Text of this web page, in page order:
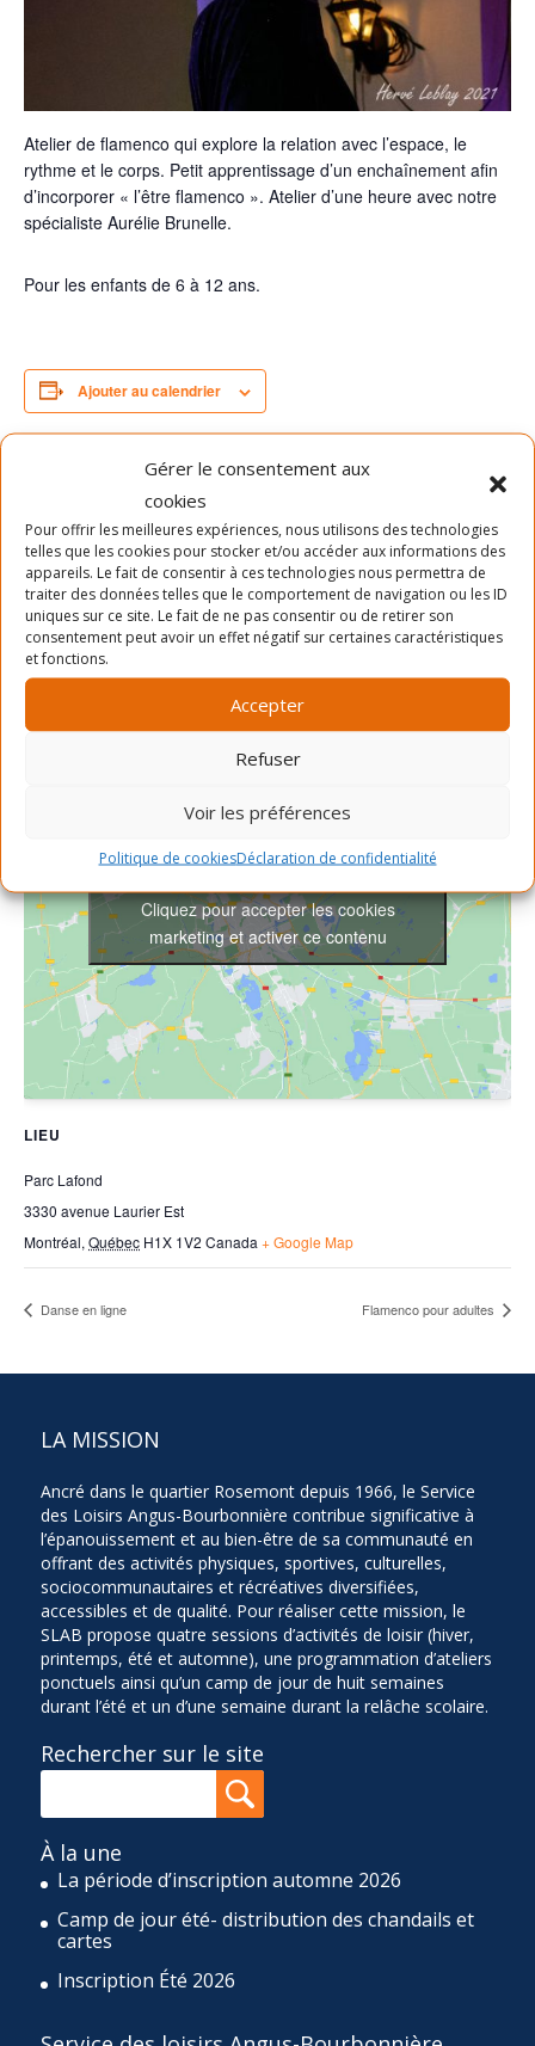
Gérer le consentement aux
cookies
Pour offrir les meilleures expériences, nous utilisons des technologies
telles que les cookies pour stocker et/ou accéder aux informations des
appareils. Le fait de consentir à ces technologies nous permettra de
traiter des données telles que le comportement de navigation ou les ID
uniques sur ce site. Le fait de ne pas consentir ou de retirer son
consentement peut avoir un effet négatif sur certaines caractéristiques
et fonctions.
Accepter
Refuser
Voir les préférences
Politique de cookiesDéclaration de confidentialité
Atelier de flamenco qui explore la relation avec l’espace, le
rythme et le corps. Petit apprentissage d’un enchaînement afin
d’incorporer « l’être flamenco ». Atelier d’une heure avec notre
spécialiste Aurélie Brunelle.
Pour les enfants de 6 à 12 ans.
Ajouter au calendrier
Date :
9 juin 2023
Heure :
17h00 - 18h00
Prix :
Gratuit
SLAB
Téléphone
514-903-7522
Voir le site Organisateur
LIEU
Parc Lafond
3330 avenue Laurier Est
Montréal, Québec H1X 1V2 Canada + Google Map
Cliquez pour accepter les cookies
marketing et activer ce contenu
Danse en ligne Flamenco pour adultes
LA MISSION
Ancré dans le quartier Rosemont depuis 1966, le Service
des Loisirs Angus-Bourbonnière contribue significative à
l’épanouissement et au bien-être de sa communauté en
offrant des activités physiques, sportives, culturelles,
sociocommunautaires et récréatives diversifiées,
accessibles et de qualité. Pour réaliser cette mission, le
SLAB propose quatre sessions d’activités de loisir (hiver,
printemps, été et automne), une programmation d’ateliers
ponctuels ainsi qu’un camp de jour de huit semaines
durant l’été et un d’une semaine durant la relâche scolaire.
Rechercher sur le site
À la une
La période d’inscription automne 2026
Camp de jour été- distribution des chandails et
cartes
Inscription Été 2026